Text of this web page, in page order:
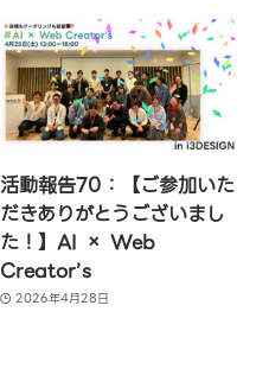
活動報告70：【ご参加いた
だきありがとうございまし
た！】AI × Web
Creator’s
2026年4月28日